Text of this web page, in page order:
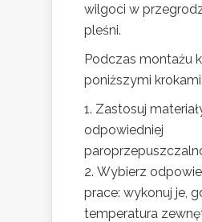
wilgoci w
pleśni.
Podczas montażu
poniższymi krokami:
Zastosuj
odpowiedniej
Wybierz
prace: wykonuj je,
temperatura